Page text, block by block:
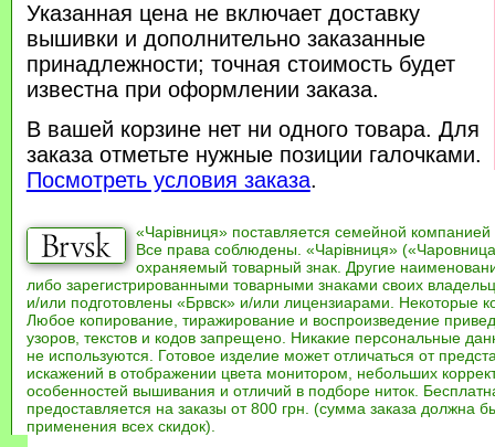
Указанная цена не включает доставку
вышивки и дополнительно заказанные
принадлежности; точная стоимость будет
известна при оформлении заказа.
В вашей корзине нет ни одного товара. Для
заказа отметьте нужные позиции галочками.
Посмотреть условия заказа.
«Чарівниця» поставляется семейной компанией
Все права соблюдены. «Чарівниця»
охраняемый товарный знак. Другие
либо зарегистрированными товарными знаками своих
и/или подготовлены «Брвск» и/или лицензиарами. Некоторые
Любое копирование, тиражирование и воспроизведение
узоров, текстов и кодов запрещено. Никакие персональные
не используются. Готовое изделие может отличаться от
искажений в отображении цвета монитором, небольших
особенностей вышивания и отличий в подборе ниток.
предоставляется на заказы от 800 грн. (сумма заказа должна
применения всех скидок).